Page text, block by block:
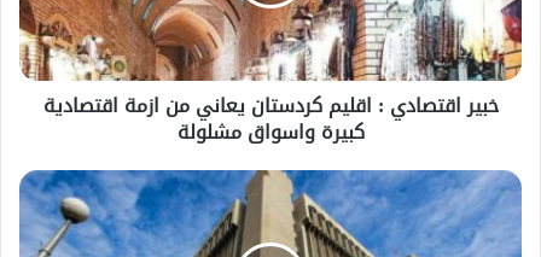
خبير اقتصادي : اقليم كردستان يعاني من ازمة اقتصادية
كبيرة واسواق مشلولة